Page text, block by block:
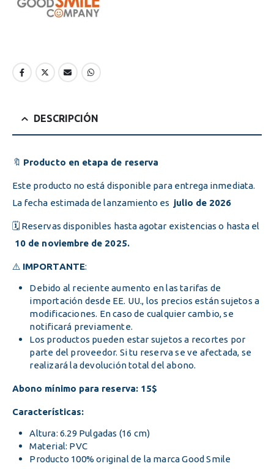
DESCRIPCIÓN
🔖 Producto en etapa de reserva
Este producto no está disponible para entrega inmediata.
La fecha estimada de lanzamiento es julio de 2026
🗓️ Reservas disponibles hasta agotar existencias o hasta el
10 de noviembre de 2025.
⚠️ IMPORTANTE:
Debido al reciente aumento en las tarifas de
importación desde EE. UU., los precios están sujetos a
modificaciones. En caso de cualquier cambio, se
notificará previamente.
Los productos pueden estar sujetos a recortes por
parte del proveedor. Si tu reserva se ve afectada, se
realizará la devolución total del abono.
Abono mínimo para reserva: 15$
Características:
Altura: 6.29 Pulgadas (16 cm)
Material: PVC
Producto 100% original de la marca Good Smile